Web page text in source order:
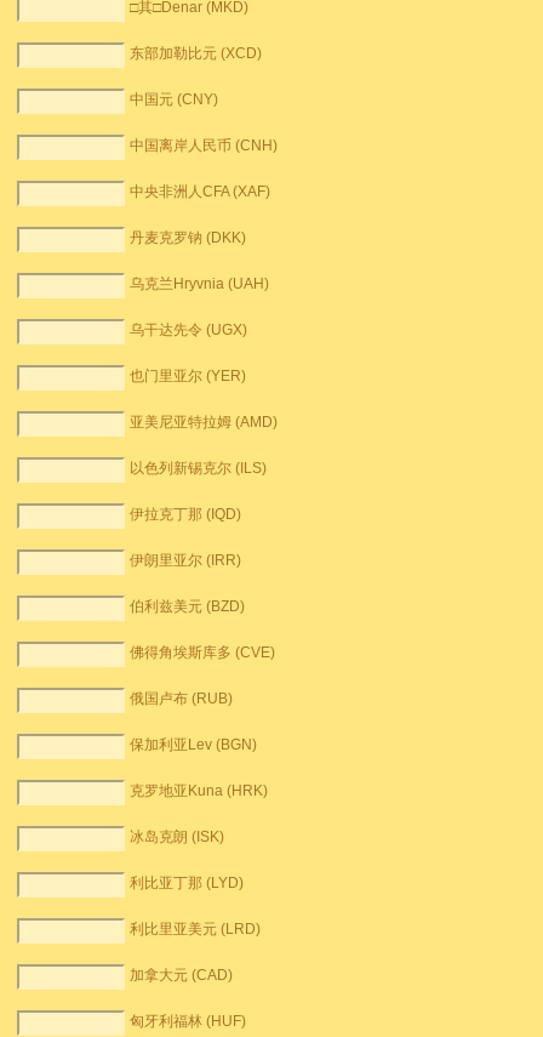
□其□Denar (MKD)
东部加勒比元 (XCD)
中国元 (CNY)
中国离岸人民币 (CNH)
中央非洲人CFA (XAF)
丹麦克罗钠 (DKK)
乌克兰Hryvnia (UAH)
乌干达先令 (UGX)
也门里亚尔 (YER)
亚美尼亚特拉姆 (AMD)
以色列新锡克尔 (ILS)
伊拉克丁那 (IQD)
伊朗里亚尔 (IRR)
伯利兹美元 (BZD)
佛得角埃斯库多 (CVE)
俄国卢布 (RUB)
保加利亚Lev (BGN)
克罗地亚Kuna (HRK)
冰岛克朗 (ISK)
利比亚丁那 (LYD)
利比里亚美元 (LRD)
加拿大元 (CAD)
匈牙利福林 (HUF)